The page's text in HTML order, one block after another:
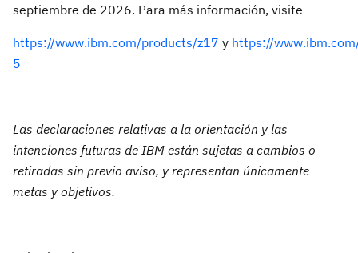
septiembre de 2026. Para más información, visite
https://www.ibm.com/products/z17 y https://
5
Las declaraciones relativas a la orientación y las
intenciones futuras de IBM están sujetas a cambios o
retiradas sin previo aviso, y representan únicamente
metas y objetivos.